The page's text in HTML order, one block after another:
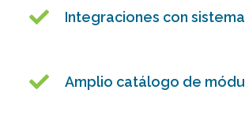
Integraciones con
Amplio catálogo de